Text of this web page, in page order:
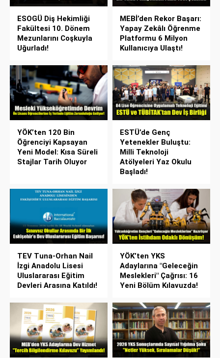
ESOGÜ Diş Hekimliği
Fakültesi 10. Dönem
Mezunlarını Coşkuyla
Uğurladı!
MEBİ’den Rekor Başarı:
Yapay Zekâlı Öğrenme
Platformu 6 Milyon
Kullanıcıya Ulaştı!
YÖK’ten 120 Bin
Öğrenciyi Kapsayan
Yeni Model: Kısa Süreli
Stajlar Tarih Oluyor
ESTÜ’de Genç
Yetenekler Buluştu:
Milli Teknoloji
Atölyeleri Yaz Okulu
Başladı!
TEV Tuna-Orhan Nail
İzgi Anadolu Lisesi
Uluslararası Eğitim
Devleri Arasına Katıldı!
YÖK’ten YKS
Adaylarına "Geleceğin
Meslekleri" Çağrısı: 16
Yeni Bölüm Kılavuzda!